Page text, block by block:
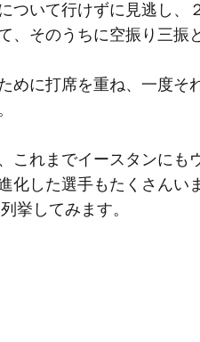
ついて行けずに見逃し、
、そのうちに空振り三振
めに打席を重ね、一度そ
れまでイースタンにも
化した選手もたくさんい
挙してみます。